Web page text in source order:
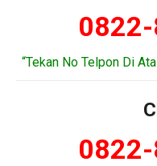
“Tekan No Telpon Di